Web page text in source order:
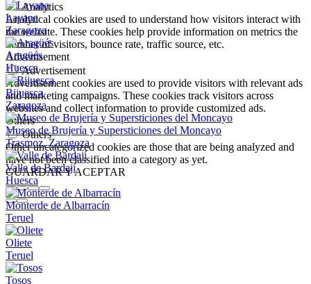
Layana
Zaragoza
Aragüés
Huesca
Bijuesca
Zaragoza
Museo de Brujería y Supersticiones del Moncayo
Trasmoz, Zaragoza
Valle de Bardají
Huesca
Monterde de Albarracín
Teruel
Oliete
Teruel
Tosos
Analytics
Analytical cookies are used to understand how visitors interact with
the website. These cookies help provide information on metrics the
number of visitors, bounce rate, traffic source, etc.
Advertisement
Advertisement
Advertisement cookies are used to provide visitors with relevant ads
and marketing campaigns. These cookies track visitors across
websites and collect information to provide customized ads.
Others
Others
Other uncategorized cookies are those that are being analyzed and
have not been classified into a category as yet.
GUARDAR Y ACEPTAR